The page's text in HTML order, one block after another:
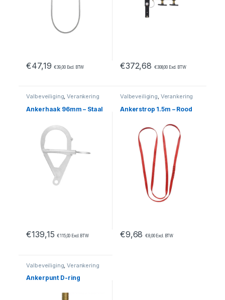
€47,19 €39,00Excl. BTW €372,68 €308,00Excl. BTW
Valbeveiliging,Verankering
Ankerhaak 96mm – Staal
€139,15 €115,00 Excl. BTW
Valbeveiliging, Verankering
Ankerstrop 1.5m – Rood
€9,68 €8,00Excl. BTW
Valbeveiliging ,Verankering
Ankerpunt D-ring